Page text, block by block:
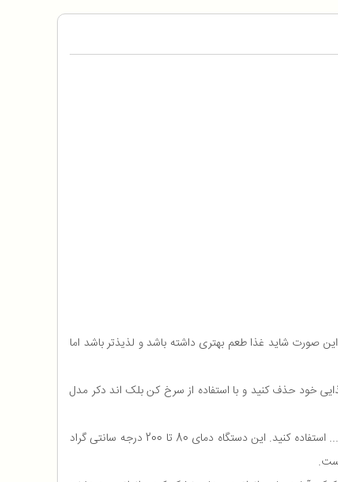
صورت شاید غذا طعم بهتری داشته باشد و لذیذتر باشد اما
خود حذف کنید و با استفاده از سرخ کن بلک اند دکر مدل
این مدل سرخ کن بلک اند دکر عملکردی کاملا متفاوت از سایر سرخ کن ها دارد و به این ترتیب شما می‌توانید از آن برای سرخ کردن، پخت، گریل کردن و ... استفاده کنید. این دستگاه دمای 80 تا 200 درجه سانتی گراد